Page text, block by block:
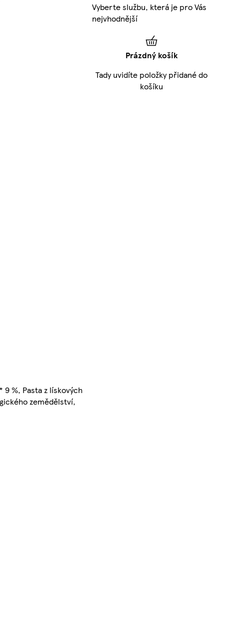
9 %, Pasta z lískových
zemědělství,
Vyberte službu, která je pro Vás
nejvhodnější
Prázdný košík
Tady uvidíte položky přidané do
košíku